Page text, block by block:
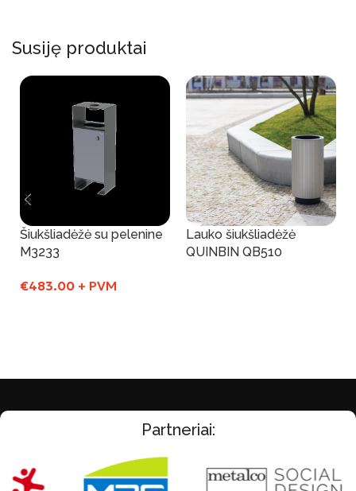
Susiję produktai
Šiukšliadėžė su pelenine
M3233
€483.00 + PVM
Lauko šiukšliadėžė
QUINBIN QB510
Partneriai: